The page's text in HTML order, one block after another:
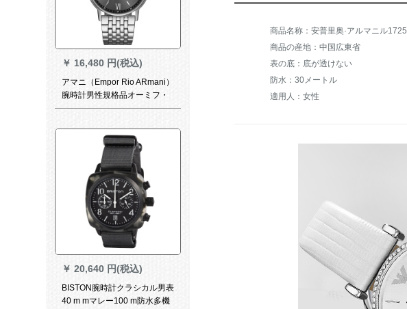
￥ 16,480 円(税込)
アマニ（Empor Rio ARmani）
腕時計男性規格品オーミフ・
マット男時計多機能ビジェネ
￥ 20,640 円(税込)
BISTON腕時計クラシカル男表
40 m mマレー100 m防水多機
商品名称：安普里奥·アルマニル1725
商品の産地：中国広東省
表の底：底が透けない
防水：30メートル
適用人：女性